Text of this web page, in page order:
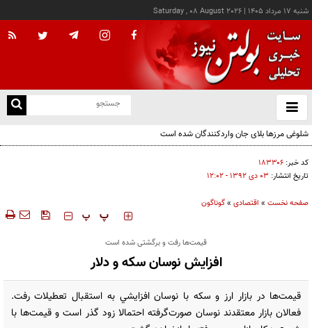
شنبه ۱۷ مرداد ۱۴۰۵ |
Saturday , 08 August 2026
باز
و
شلوغی مرزها بلای جان واردکنندگان شده است
کد خبر: ۱۸۳۳۰۶
تاریخ انتشار: ۰۳ دی ۱۳۹۲ - ۱۲:۰۲
صفحه نخست » اقتصادی »گوناگون
‍‍‍ پ پ
قیمت‌‌ها رفت و برگشتی شده است
افزایش نوسان سکه و دلار
قیمت‌ها در بازار ارز و سکه با نوسان افزايشي به استقبال تعطیلات رفت.
فعالان بازار معتقدند نوسان صورت‌گرفته احتمالا زود گذر است و قیمت‌ها با